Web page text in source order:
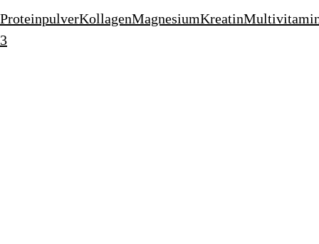
ProteinpulverKollagenMagnesiumKreatin
3